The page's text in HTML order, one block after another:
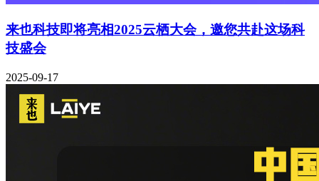
来也科技即将亮相2025云栖大会，邀您共赴这场科
技盛会
2025-09-17